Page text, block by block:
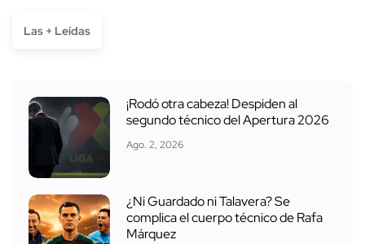
Las + Leídas
¡Rodó otra cabeza! Despiden al
segundo técnico del Apertura 2026
Ago. 2, 2026
¿Ni Guardado ni Talavera? Se
complica el cuerpo técnico de Rafa
Márquez